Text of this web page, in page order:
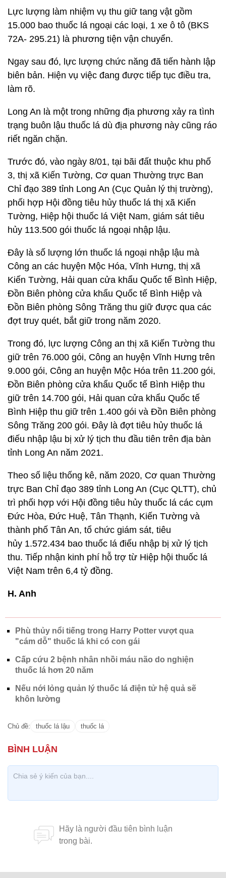
Lực lượng làm nhiệm vụ thu giữ tang vật gồm
15.000 bao thuốc lá ngoại các loại, 1 xe ô tô (BKS
72A- 295.21) là phương tiện vận chuyển.
Ngay sau đó, lực lượng chức năng đã tiến hành lập
biên bản. Hiện vụ việc đang được tiếp tục điều tra,
làm rõ.
Long An là một trong những địa phương xảy ra tình
trạng buôn lậu thuốc lá dù địa phương này cũng ráo
riết ngăn chặn.
Trước đó, vào ngày 8/01, tại bãi đất thuộc khu phố
3, thị xã Kiến Tường, Cơ quan Thường trực Ban
Chỉ đạo 389 tỉnh Long An (Cục Quản lý thị trường),
phối hợp Hội đồng tiêu hủy thuốc lá thị xã Kiến
Tường, Hiệp hội thuốc lá Việt Nam, giám sát tiêu
hủy 113.500 gói thuốc lá ngoại nhập lậu.
Đây là số lượng lớn thuốc lá ngoại nhập lậu mà
Công an các huyện Mộc Hóa, Vĩnh Hưng, thị xã
Kiến Tường, Hải quan cửa khẩu Quốc tế Bình Hiệp,
Đồn Biên phòng cửa khẩu Quốc tế Bình Hiệp và
Đồn Biên phòng Sông Trăng thu giữ được qua các
đợt truy quét, bắt giữ trong năm 2020.
Trong đó, lực lượng Công an thị xã Kiến Tường thu
giữ trên 76.000 gói, Công an huyện Vĩnh Hưng trên
9.000 gói, Công an huyện Mộc Hóa trên 11.200 gói,
Đồn Biên phòng cửa khẩu Quốc tế Bình Hiệp thu
giữ trên 14.700 gói, Hải quan cửa khẩu Quốc tế
Bình Hiệp thu giữ trên 1.400 gói và Đồn Biên phòng
Sông Trăng 200 gói. Đây là đợt tiêu hủy thuốc lá
điếu nhập lậu bị xử lý tịch thu đầu tiên trên địa bàn
tỉnh Long An năm 2021.
Theo số liệu thống kê, năm 2020, Cơ quan Thường
trực Ban Chỉ đạo 389 tỉnh Long An (Cục QLTT), chủ
trì phối hợp với Hội đồng tiêu hủy thuốc lá các cụm
Đức Hòa, Đức Huệ, Tân Thạnh, Kiến Tường và
thành phố Tân An, tổ chức giám sát, tiêu
hủy 1.572.434 bao thuốc lá điếu nhập bị xử lý tịch
thu. Tiếp nhận kinh phí hỗ trợ từ Hiệp hội thuốc lá
Việt Nam trên 6,4 tỷ đồng.
H. Anh
Phù thủy nổi tiếng trong Harry Potter vượt qua
"cám dỗ" thuốc lá khi có con gái
Cấp cứu 2 bệnh nhân nhồi máu não do nghiện
thuốc lá hơn 20 năm
Nếu nới lỏng quản lý thuốc lá điện tử hệ quả sẽ
khôn lường
Chủ đề: thuốc lá lậu thuốc lá